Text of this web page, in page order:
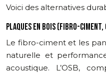
Voici des alternatives
PLAQUES EN BOIS (FIBRO-
Le fibro-ciment et les
naturelle et
acoustique. L’OSB,